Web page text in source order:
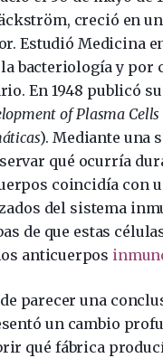
creció en
Estudió Medicina
bacteriología y por
En 1948 publicó
of Plasma Cells
). Mediante una
qué ocurría
coincidía con
del sistema
de que estas
anticuerpos
parecer una
un cambio
qué fábrica